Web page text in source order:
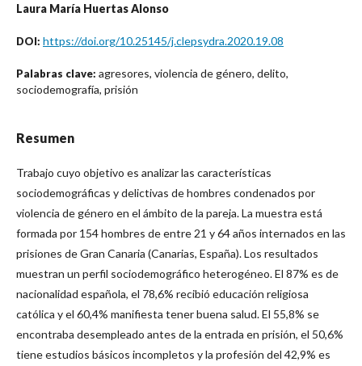
Laura María Huertas Alonso
DOI: https://doi.org/10.25145/j.clepsydra.2020.19.08
Palabras clave: agresores, violencia de género, delito,
sociodemografía, prisión
Resumen
Trabajo cuyo objetivo es analizar las características
sociodemográficas y delictivas de hombres condenados por
violencia de género en el ámbito de la pareja. La muestra está
formada por 154 hombres de entre 21 y 64 años internados en las
prisiones de Gran Canaria (Canarias, España). Los resultados
muestran un perfil sociodemográfico heterogéneo. El 87% es de
nacionalidad española, el 78,6% recibió educación religiosa
católica y el 60,4% manifiesta tener buena salud. El 55,8% se
encontraba desempleado antes de la entrada en prisión, el 50,6%
tiene estudios básicos incompletos y la profesión del 42,9% es